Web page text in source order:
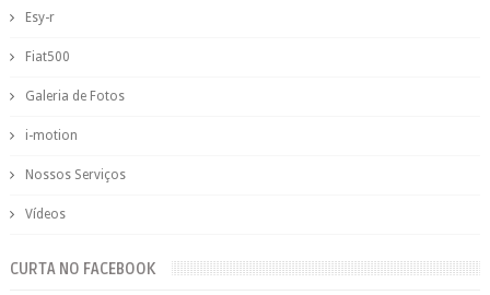
Esy-r
Fiat500
Galeria de Fotos
i-motion
Nossos Serviços
Vídeos
CURTA NO FACEBOOK